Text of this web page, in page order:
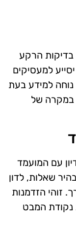
הרקע
למעסיקים
נוחה למידע בעת
במקרה של
עם המועמד
שאלות, לדון
זוהי הזדמנות
נקודת המבט